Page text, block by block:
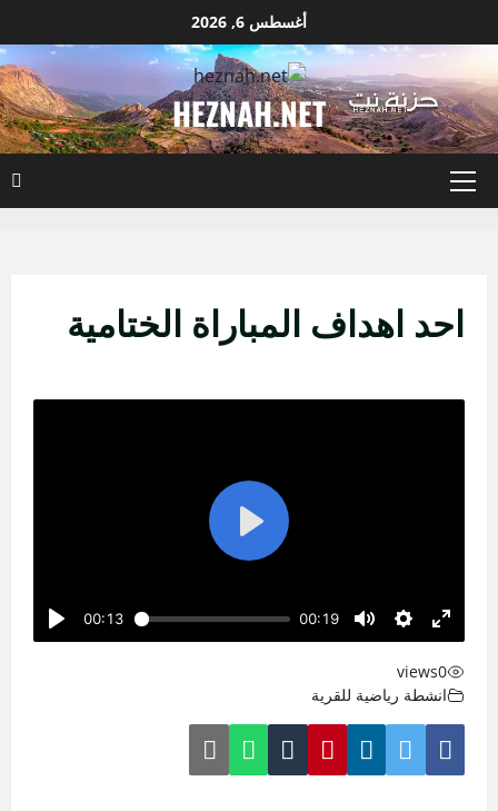
إلى
المحتوى
أغسطس 6, 2026
HEZNAH.NET
القائمة
احد اهداف المباراة الختامية
0
views
انشطة رياضية للقرية